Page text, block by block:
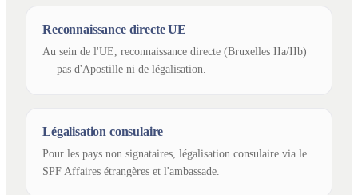
Reconnaissance directe UE
Au sein de l'UE, reconnaissance directe (Bruxelles IIa/IIb)
— pas d'Apostille ni de légalisation.
Légalisation consulaire
Pour les pays non signataires, légalisation consulaire via le
SPF Affaires étrangères et l'ambassade.